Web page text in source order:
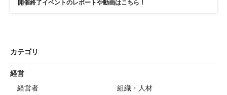
開催終了イベントのレポートや動画はこちら！
カテゴリ
経営
経営者
組織・人材